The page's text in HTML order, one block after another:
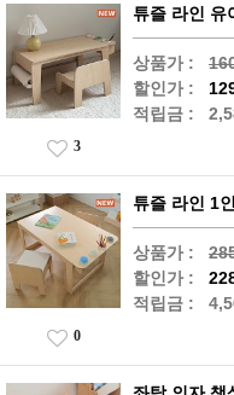
튜즐 라인 유
상품가 :
할인가 :
적립금 :
3
튜즐 라인 1
상품가 :
할인가 :
적립금 :
0